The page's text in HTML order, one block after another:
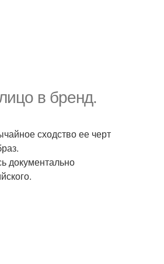
в бренд.
сходство ее черт
документально